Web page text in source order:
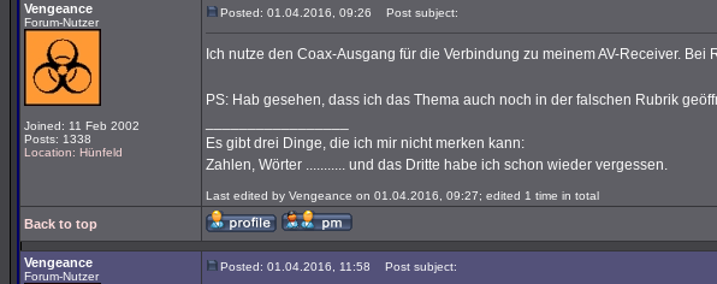
Vengeance
Forum-Nutzer
Joined: 11 Feb 2002
Posts: 1338
Location: Hünfeld
Posted: 01.04.2016, 09:26 Post subject:
Ich nutze den Coax-Ausgang für die Verbindung zu meinem AV-Receiver.
PS: Hab gesehen, dass ich das Thema auch noch in der falschen Rubrik
Es gibt drei Dinge, die ich mir nicht merken kann:
Zahlen, Wörter ........... und das Dritte habe ich schon wieder vergessen.
Last edited by Vengeance on 01.04.2016, 09:27; edited 1 time in total
Back to top
Vengeance
Forum-Nutzer
Posted: 01.04.2016, 11:58 Post subject: